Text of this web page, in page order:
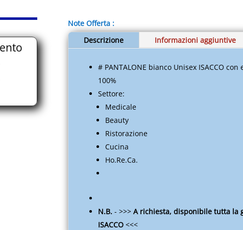
da
Lavoro
//
Ho.Re.Ca.
Ristorazione
EUITAMAAP05A.S011.014A
Note Offerta :
Descrizione
Informazioni aggiuntive
# PANTALONE bianco Unisex ISACCO
100%
Settore:
Medicale
Beauty
Ristorazione
Cucina
Ho.Re.Ca.
N.B.- >>> A richiesta, disponibile tutta la
ISACCO<<<